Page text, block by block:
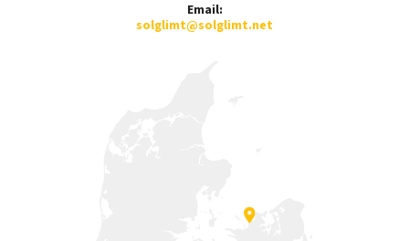
Email:
solglimt@solglimt.net